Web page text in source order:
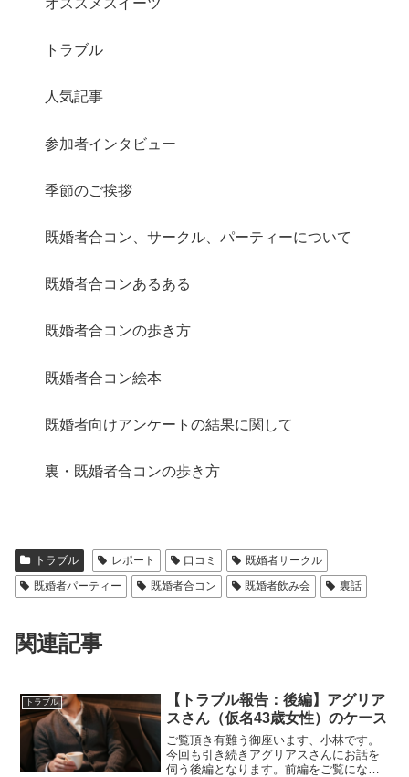
さらに読み込む
オススメスイーツ
トラブル
人気記事
参加者インタビュー
季節のご挨拶
既婚者合コン、サークル、パーティーについて
既婚者合コンあるある
既婚者合コンの歩き方
既婚者合コン絵本
既婚者向けアンケートの結果に関して
裏・既婚者合コンの歩き方
トラブル レポート 口コミ
既婚者サークル
既婚者パーティー
既婚者合コン 既婚者飲み会 裏話
関連記事
トラブル
【トラブル報告：後編】アグリア
スさん（仮名43歳女性）のケース
ご覧頂き有難う御座います、小林です。
今回も引き続きアグリアスさんにお話を
伺う後編となります。前編をご覧になっ